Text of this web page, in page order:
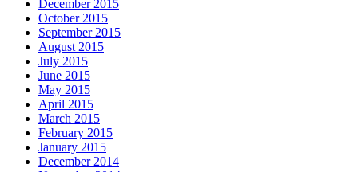
December 2015
October 2015
September 2015
August 2015
July 2015
June 2015
May 2015
April 2015
March 2015
February 2015
January 2015
December 2014